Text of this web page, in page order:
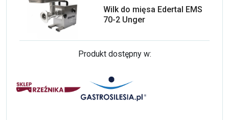
Wilk do mięsa Edertal EMS
70-2 Unger
Produkt dostępny w: